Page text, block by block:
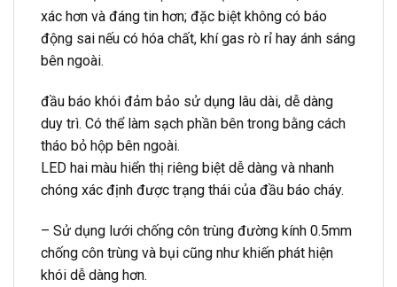
xác hơn và đáng tin hơn; đặc biệt không có báo
động sai nếu có hóa chất, khí gas rò rỉ hay ánh sáng
bên ngoài.
đầu báo khói đảm bảo sử dụng lâu dài, dễ dàng
duy trì. Có thể làm sạch phần bên trong bằng cách
tháo bỏ hộp bên ngoài.
LED hai màu hiển thị riêng biệt dễ dàng và nhanh
chóng xác định được trạng thái của đầu báo cháy.
– Sử dụng lưới chống côn trùng đường kính 0.5mm
chống côn trùng và bụi cũng như khiến phát hiện
khói dễ dàng hơn.